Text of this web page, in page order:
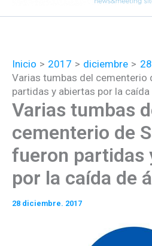
Inicio 2017 diciembre
28
Varias tumbas del cementerio
partidas y abiertas por la
Varias tumbas
cementerio de
fueron partidas
por la caída de
28 diciembre. 2017